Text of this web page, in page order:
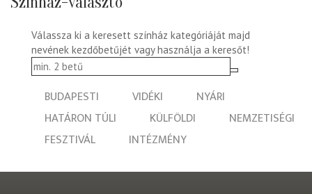
Válassza ki a keresett színház kategóriáját majd
nevének kezdőbetűjét vagy használja a keresőt!
BUDAPESTI VIDÉKI
NYÁRI
HATÁRON TÚLI
KÜLFÖLDI
NEMZETISÉGI
FESZTIVÁL
INTÉZMÉNY